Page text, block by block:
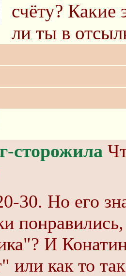
счёту? Какие
ли ты в
сторожила
30. Но его
И
или как то